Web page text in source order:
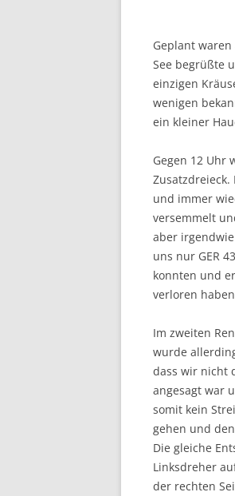
Geplant
See begrüßte
einzigen
wenigen
ein kleiner
Gegen 12 Uhr
und immer
versemmelt
aber
uns nur GER
konnten und
verloren
Im zweiten
wurde
dass wir nicht
angesagt war
somit kein
gehen und
Die gleiche
Linksdreher
der rechten